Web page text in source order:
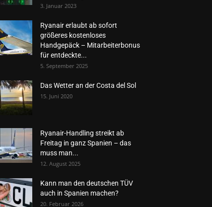
3. Januar 2023
Ryanair erlaubt ab sofort
größeres kostenloses
Handgepäck – Mitarbeiterbonus
für entdeckte...
5. September 2025
Das Wetter an der Costa del Sol
15. Juni 2020
Ryanair-Handling streikt ab
Freitag in ganz Spanien – das
muss man...
12. August 2025
Kann man den deutschen TÜV
auch in Spanien machen?
20. Februar 2026